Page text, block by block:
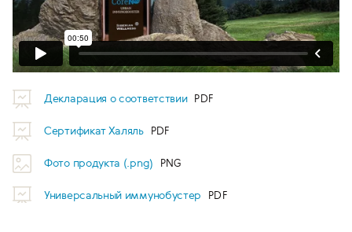
Декларация о соответствии
Сертификат Халяль
Фото продукта (.png)
Универсальный иммунобустер